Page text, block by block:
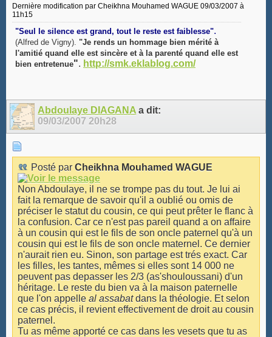
Dernière modification par Cheikhna Mouhamed WAGUE 09/03/2007 à
11h15
"Seul le silence est grand, tout le reste est faiblesse".
(Alfred de Vigny). "Je rends un hommage bien mérité à
l'amitié quand elle est sincère et à la parenté quand elle est
bien entretenue". http://smk.eklablog.com/
Abdoulaye DIAGANA a dit:
09/03/200720h28
Posté par Cheikhna Mouhamed WAGUE
Non Abdoulaye, il ne se trompe pas du tout. Je lui ai
fait la remarque de savoir qu'il a oublié ou omis de
préciser le statut du cousin, ce qui peut prêter le flanc à
la confusion. Car ce n'est pas pareil quand a on affaire
à un cousin qui est le fils de son oncle paternel qu'à un
cousin qui est le fils de son oncle maternel. Ce dernier
n'aurait rien eu. Sinon, son partage est trés exact. Car
les filles, les tantes, mêmes si elles sont 14 000 ne
peuvent pas depasser les 2/3 (as'shouloussani) d'un
héritage. Le reste du bien va à la maison paternelle
que l'on appelle al assabatdans la théologie. Et selon
ce cas précis, il revient effectivement de droit au cousin
paternel.
Tu as même apporté ce cas dans les vesets que tu as